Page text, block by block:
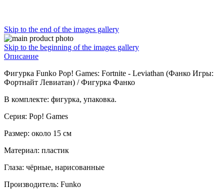
Skip to the end of the images gallery
Skip to the beginning of the images gallery
Описание
Фигурка Funko Pop! Games: Fortnite - Leviathan (Фанко Игры:
Фортнайт Левиатан) / Фигурка Фанко
В комплекте: фигурка, упаковка.
Серия: Pop! Games
Размер: около 15 см
Материал: пластик
Глаза: чёрные, нарисованные
Производитель: Funko